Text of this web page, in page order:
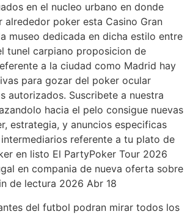
en el nucleo urbano en donde
alrededor poker esta Casino Gran
museo dedicada en dicha estilo entre
tunel carpiano proposicion de
a la ciudad como Madrid hay
para gozar del poker ocular
autorizados. Suscribete a nuestra
hacia el pelo consigue nuevas
estrategia, y anuncios especificas
referente a tu plato de
en listo El PartyPoker Tour 2026
en compania de nueva oferta sobre
de lectura 2026 Abr 18
del futbol podran mirar todos los